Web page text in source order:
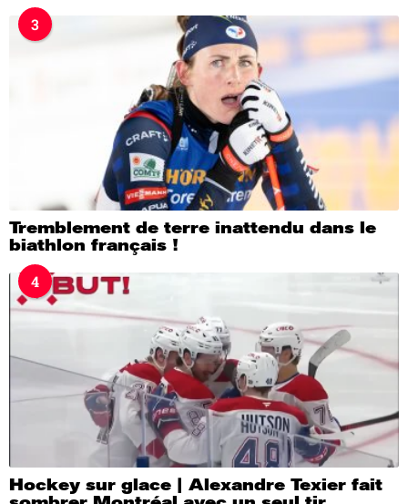
3
Tremblement de terre inattendu dans le
biathlon français !
4
Hockey sur glace | Alexandre Texier fait